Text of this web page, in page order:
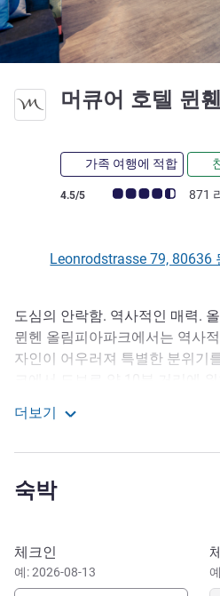
머큐어 호텔 뮌
가족 여행에 적합
고객 평점 (ALL 평가)
4.5/5 871
Leonrodstrasse 79, 80636
호텔설명
도심의 안락함. 역사적인 매력.
뮌헨 올림피아파크에서는 역사
자인이 어우러져 특별한 분위기
완비된 객실, WIFI, 그리고
스, 주차장이 마련되어 있습니다.
수 있습니다. 올림픽 스타디움/
트나 행사에 걸어서 참석할 수 있
심에 위치한 관광지를 즐겨보세
더보기
숙박
이 호텔 예약하기
체크인
예: 2026-08-13